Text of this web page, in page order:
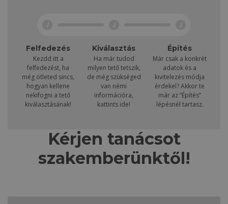
Felfedezés
Kezdd itt a
felfedezést, ha
még ötleted sincs,
hogyan kellene
nekifogni a tető
kiválasztásának!
Kiválasztás
Ha már tudod
milyen tető tetszik,
de még szükséged
van némi
információra,
kattints ide!
Építés
Már csak a konkrét
adatok és a
kivitelezés módja
érdekel? Akkor te
már az “Építés”
lépésnél tartasz.
Kérjen tanácsot
szakemberünktől!